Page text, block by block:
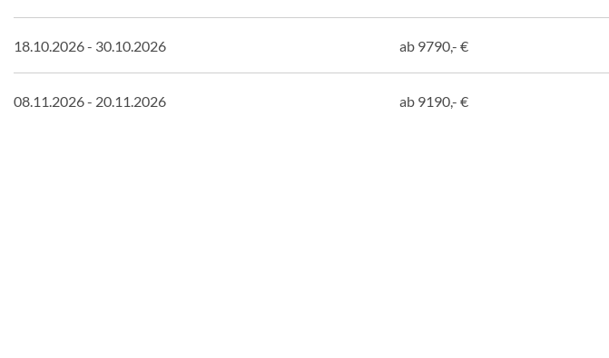
18.10.2026 - 30.10.2026 ab 9790,- €
08.11.2026 - 20.11.2026 ab 9190,- €